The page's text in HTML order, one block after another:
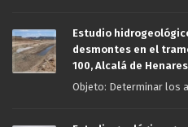
Estudio
desmontes en el
100, Alcalá de Henares
Objeto: Determinar los